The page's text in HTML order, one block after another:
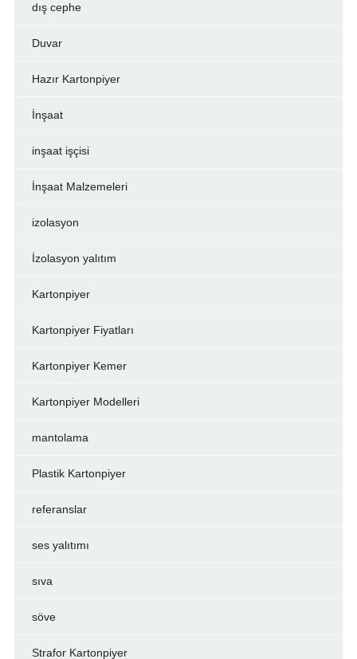
dış cephe
Duvar
Hazır Kartonpiyer
İnşaat
inşaat işçisi
İnşaat Malzemeleri
izolasyon
İzolasyon yalıtım
Kartonpiyer
Kartonpiyer Fiyatları
Kartonpiyer Kemer
Kartonpiyer Modelleri
mantolama
Plastik Kartonpiyer
referanslar
ses yalıtımı
sıva
söve
Strafor Kartonpiyer